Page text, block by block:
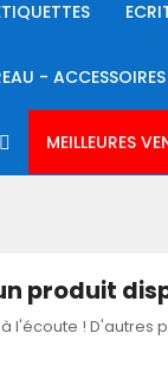
- ACCESSOIRES
MEILLEURES
produit
l'écoute ! D'autres